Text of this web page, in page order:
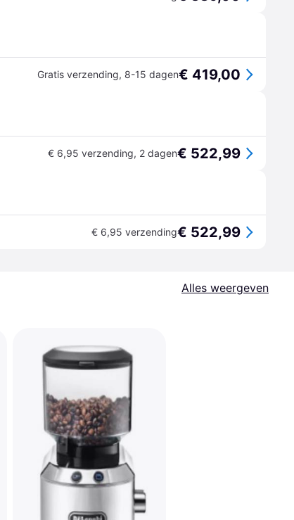
Gratis verzending, 8-15 dagen€ 419,00
€ 6,95 verzending, 2 dagen€ 522,99
€ 6,95 verzending€ 522,99
Alles weergeven